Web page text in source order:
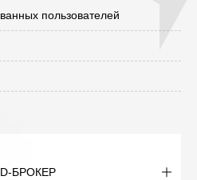
пользователей
БРОКЕР